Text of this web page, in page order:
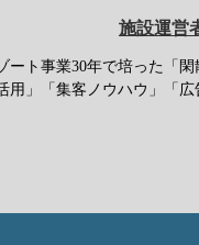
施設運営
ート事業30年で培った「
用」「集客ノウハウ」「